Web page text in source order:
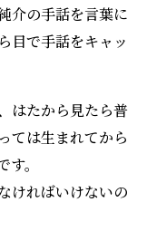
介の手話を言葉に
目で手話をキャッ
はたから見たら普
ては生まれてから
。
ければいけないの